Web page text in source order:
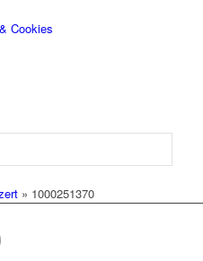
Cookies
» 1000251370